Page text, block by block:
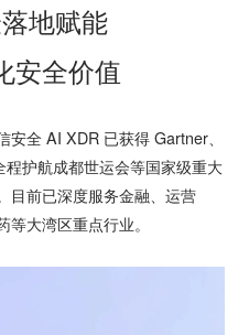
地赋能
安全价值
全 AI XDR 已获得 Gartner、
护航成都世运会等国家级重大
目前已深度服务金融、运营
大湾区重点行业。